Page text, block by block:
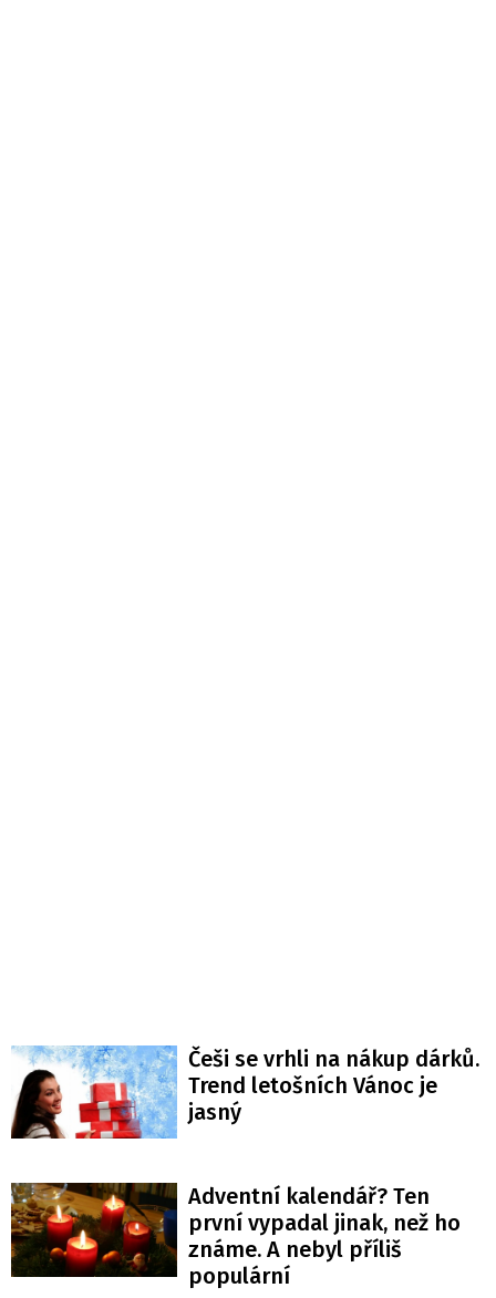
Češi se vrhli na nákup dárků.
Trend letošních Vánoc je
jasný
Adventní kalendář? Ten
první vypadal jinak, než ho
známe. A nebyl příliš
populární